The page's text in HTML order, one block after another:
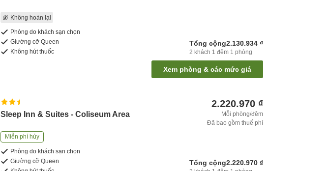
Không hoàn lại
Phòng do khách sạn chọn
Giường cỡ Queen
Không hút thuốc
Tổng cộng2.130.934 ₫
2 khách 1 đêm 1 phòng
Xem phòng & các mức giá
Sleep Inn & Suites - Coliseum Area
Miễn phí hủy
Phòng do khách sạn chọn
Giường cỡ Queen
2.220.970 ₫
Mỗi phòng/đêm
Đã bao gồm thuế phí
Tổng cộng2.220.970 ₫